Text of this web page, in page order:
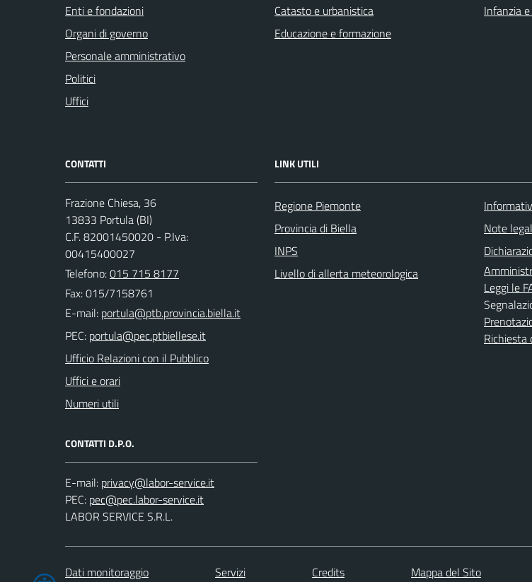
Enti e fondazioni
Organi di governo
Personale amministrativo
Politici
Uffici
Catasto e urbanistica
Educazione e formazione
Infanzia
CONTATTI
Frazione Chiesa, 36
13833 Portula (BI)
C.F. 82001450020 - P.Iva:
00415400027
Telefono:015 715 8177
Fax: 015/7158761
E-mail:
PEC:
Ufficio Relazioni con il Pubblico
Uffici e orari
Numeri utili
CONTATTI D.P.O.
E-mail:
PEC:
LABOR SERVICE S.R.L.
LINK UTILI
Regione Piemonte
Provincia di Biella
INPS
Livello di allerta meteorologica
Note
Leggi le
Richiesta
Dati monitoraggio Servizi Credits Mappa del Sito